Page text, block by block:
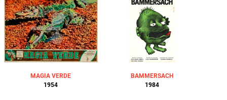
MAGIA VERDE
1954
BAMMERSACH
1984